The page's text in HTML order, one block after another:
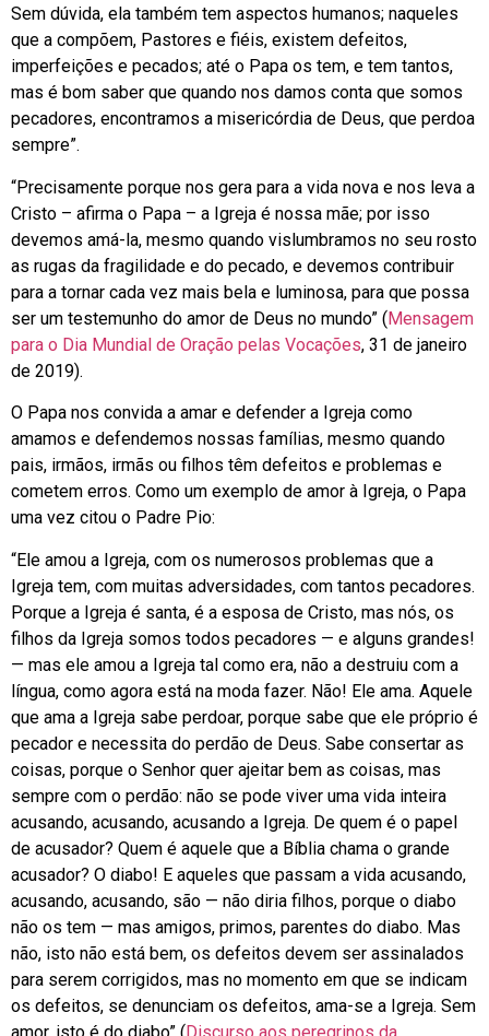
Sem dúvida, ela também tem aspectos humanos; naqueles
que a compõem, Pastores e fiéis, existem defeitos,
imperfeições e pecados; até o Papa os tem, e tem tantos,
mas é bom saber que quando nos damos conta que somos
pecadores, encontramos a misericórdia de Deus, que perdoa
sempre”.
“Precisamente porque nos gera para a vida nova e nos leva a
Cristo – afirma o Papa – a Igreja é nossa mãe; por isso
devemos amá-la, mesmo quando vislumbramos no seu rosto
as rugas da fragilidade e do pecado, e devemos contribuir
para a tornar cada vez mais bela e luminosa, para que possa
ser um testemunho do amor de Deus no mundo” (Mensagem
para o Dia Mundial de Oração pelas Vocações, 31 de janeiro
de 2019).
O Papa nos convida a amar e defender a Igreja como
amamos e defendemos nossas famílias, mesmo quando
pais, irmãos, irmãs ou filhos têm defeitos e problemas e
cometem erros. Como um exemplo de amor à Igreja, o Papa
uma vez citou o Padre Pio:
“Ele amou a Igreja, com os numerosos problemas que a
Igreja tem, com muitas adversidades, com tantos pecadores.
Porque a Igreja é santa, é a esposa de Cristo, mas nós, os
filhos da Igreja somos todos pecadores — e alguns grandes!
— mas ele amou a Igreja tal como era, não a destruiu com a
língua, como agora está na moda fazer. Não! Ele ama. Aquele
que ama a Igreja sabe perdoar, porque sabe que ele próprio é
pecador e necessita do perdão de Deus. Sabe consertar as
coisas, porque o Senhor quer ajeitar bem as coisas, mas
sempre com o perdão: não se pode viver uma vida inteira
acusando, acusando, acusando a Igreja. De quem é o papel
de acusador? Quem é aquele que a Bíblia chama o grande
acusador? O diabo! E aqueles que passam a vida acusando,
acusando, acusando, são — não diria filhos, porque o diabo
não os tem — mas amigos, primos, parentes do diabo. Mas
não, isto não está bem, os defeitos devem ser assinalados
para serem corrigidos, mas no momento em que se indicam
os defeitos, se denunciam os defeitos, ama-se a Igreja. Sem
amor, isto é do diabo” (Discurso aos peregrinos da